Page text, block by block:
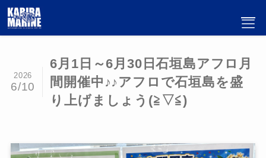
6月1日～6月30日石垣島アフロ月
間開催中♪♪アフロで石垣島を盛
り上げましょう(≧▽≦)
2026
6/10